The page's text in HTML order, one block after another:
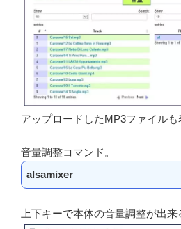
アップロードしたMP3ファイルも
音量調整コマンド。
alsamixer
上下キーで本体の音量調整が出来